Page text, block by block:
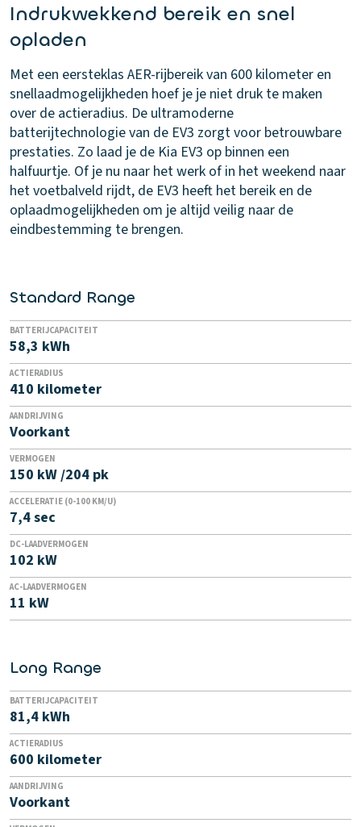
Indrukwekkend bereik en snel
opladen
Met een eersteklas AER-rijbereik van 600 kilometer en
snellaadmogelijkheden hoef je je niet druk te maken
over de actieradius. De ultramoderne
batterijtechnologie van de EV3 zorgt voor betrouwbare
prestaties. Zo laad je de Kia EV3 op binnen een
halfuurtje. Of je nu naar het werk of in het weekend naar
het voetbalveld rijdt, de EV3 heeft het bereik en de
oplaadmogelijkheden om je altijd veilig naar de
eindbestemming te brengen.
Standard Range
BATTERIJCAPACITEIT
58,3 kWh
ACTIERADIUS
410 kilometer
AANDRIJVING
Voorkant
VERMOGEN
150 kW /204 pk
ACCELERATIE (0-100 KM/U)
7,4 sec
DC-LAADVERMOGEN
102 kW
AC-LAADVERMOGEN
11 kW
Long Range
BATTERIJCAPACITEIT
81,4 kWh
ACTIERADIUS
600 kilometer
AANDRIJVING
Voorkant